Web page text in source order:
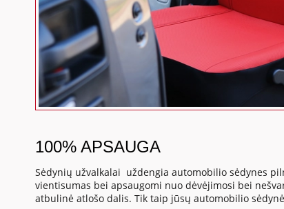
100% APSAUGA
Sėdynių užvalkalai uždengia automobilio sėdynes
vientisumas bei apsaugomi nuo dėvėjimosi bei
atbulinė atlošo dalis. Tik taip jūsų automobilio